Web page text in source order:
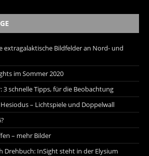
extragalaktische Bildfelder an Nord- und
im Sommer 2020
schnelle Tipps, für die Beobachtung
– Lichtspiele und Doppelwall
– mehr Bilder
Drehbuch: InSight steht in der Elysium